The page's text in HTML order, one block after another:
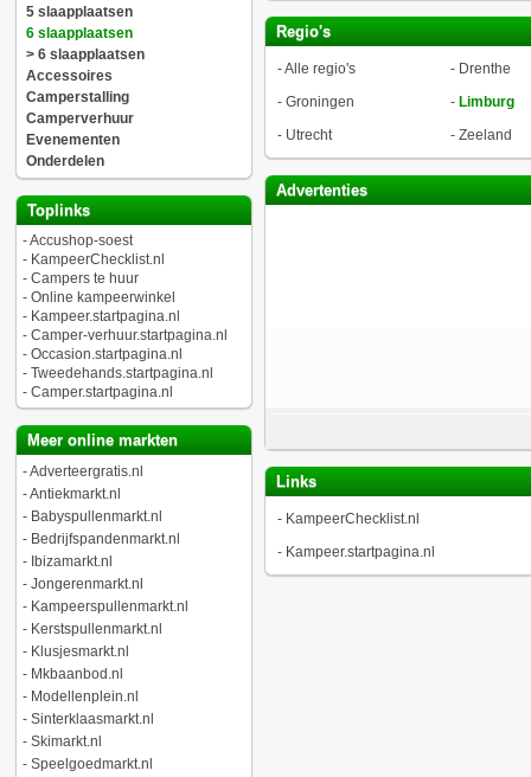
5 slaapplaatsen
6 slaapplaatsen
> 6 slaapplaatsen
Accessoires
Camperstalling
Camperverhuur
Evenementen
Onderdelen
Toplinks
-Accushop-soest
- KampeerChecklist.nl
- Campers te huur
- Online kampeerwinkel
- Kampeer.startpagina.nl
- Camper-verhuur.startpagina.nl
- Occasion.startpagina.nl
- Tweedehands.startpagina.nl
- Camper.startpagina.nl
Meer online markten
-Adverteergratis.nl
-Antiekmarkt.nl
- Babyspullenmarkt.nl
- Bedrijfspandenmarkt.nl
- Ibizamarkt.nl
- Jongerenmarkt.nl
- Kampeerspullenmarkt.nl
- Kerstspullenmarkt.nl
- Klusjesmarkt.nl
- Mkbaanbod.nl
- Modellenplein.nl
- Sinterklaasmarkt.nl
- Skimarkt.nl
- Speelgoedmarkt.nl
Regio's
-Alle regio's - Drenthe
- Groningen - Limburg
- Utrecht - Zeeland
Advertenties
Links
- KampeerChecklist.nl
- Kampeer.startpagina.nl